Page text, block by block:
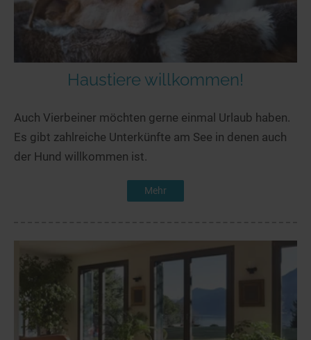
Haustiere willkommen!
Auch Vierbeiner möchten gerne einmal Urlaub haben.
Es gibt zahlreiche Unterkünfte am See in denen auch
der Hund willkommen ist.
Mehr